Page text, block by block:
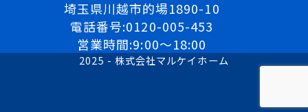
埼玉県川越市的場1890-10
電話番号:0120-005-453
営業時間:9:00～18:00
2025 - 株式会社マルケイホーム